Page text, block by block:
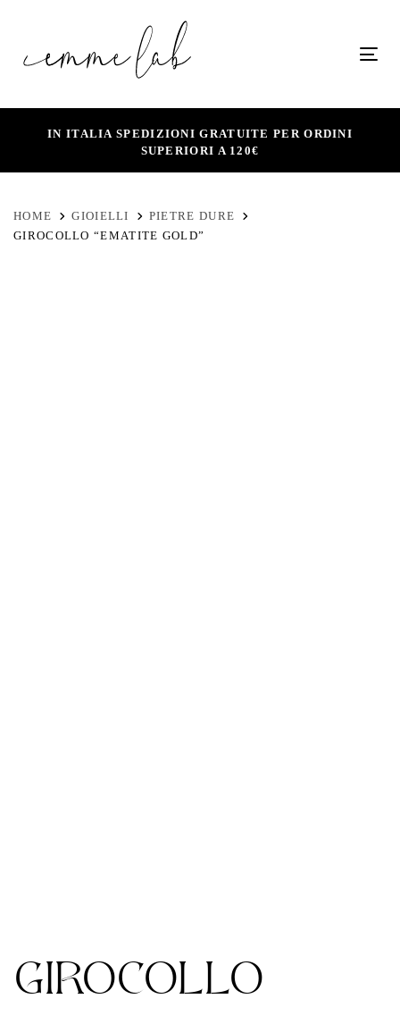
navigation
IN ITALIA SPEDIZIONI GRATUITE PER ORDINI
SUPERIORI A 120€
HOME GIOIELLI
PIETRE DURE
GIROCOLLO “EMATITE GOLD”
GIROCOLLO